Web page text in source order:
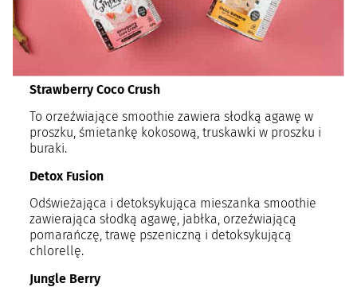
Strawberry Coco Crush
To orzeźwiające smoothie zawiera słodką agawę w
proszku, śmietankę kokosową, truskawki w proszku i
buraki.
Detox Fusion
Odświeżająca i detoksykująca mieszanka smoothie
zawierająca słodką agawę, jabłka, orzeźwiającą
pomarańczę, trawę pszeniczną i detoksykującą
chlorellę.
Jungle Berry